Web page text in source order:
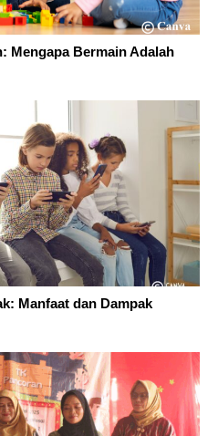
Mengapa Bermain Adalah
Manfaat dan Dampak